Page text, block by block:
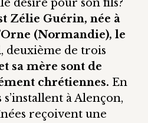
désire pour son fils?
Zélie Guérin, née à
(Normandie), le
, deuxième de trois
sa mère sont de
chrétiennes. En
s’installent à Alençon,
reçoivent une